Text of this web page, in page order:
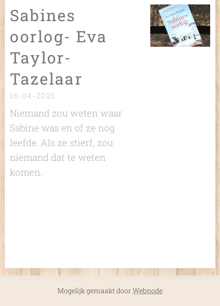
Sabines
oorlog- Eva
Taylor-
Tazelaar
16-04-2025
Niemand zou weten waar
Sabine was en of ze nog
leefde. Als ze stierf, zou
niemand dat te weten
komen.
Mogelijk gemaakt doorWebnode